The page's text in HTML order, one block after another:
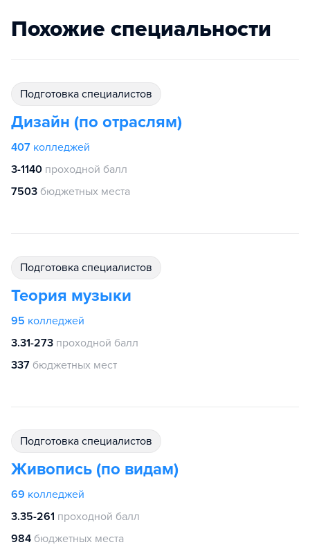
Похожие специальности
подготовка специалистов
Дизайн (по отраслям)
407 колледжей
3-1140 проходной балл
7503 бюджетных места
подготовка специалистов
Теория музыки
95 колледжей
3.31-273 проходной балл
337 бюджетных мест
подготовка специалистов
Живопись (по видам)
69 колледжей
3.35-261 проходной балл
984 бюджетных места